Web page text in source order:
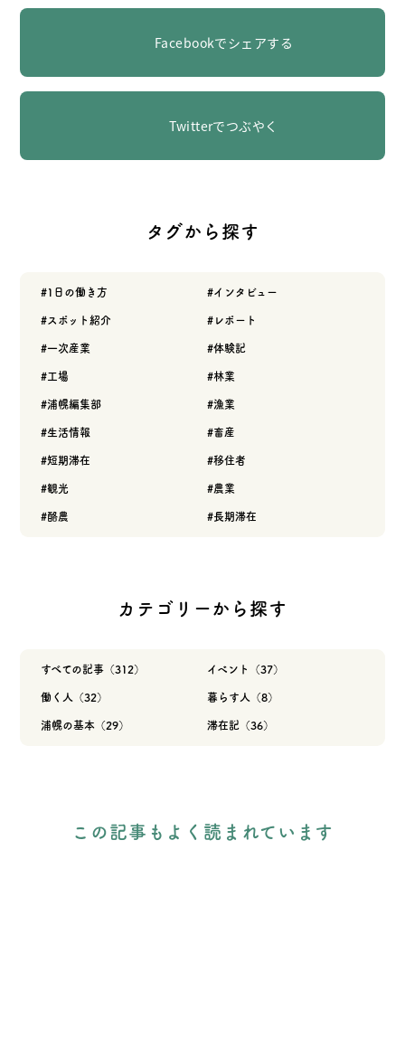
Facebookでシェアする
Twitterでつぶやく
タグから探す
1日の働き方 インタビュー
スポット紹介 レポート
一次産業 体験記
工場 林業
浦幌編集部 漁業
生活情報 畜産
短期滞在 移住者
観光 農業
酪農 長期滞在
カテゴリーから探す
すべての記事（312） イベント（37）
働く人（32） 暮らす人（8）
浦幌の基本（29） 滞在記（36）
この記事もよく読まれています